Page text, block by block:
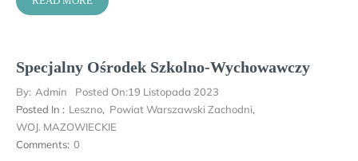
Specjalny Ośrodek Szkolno-Wychowawczy
By: Admin Posted On:19 Listopada 2023
Posted In : Leszno, Powiat Warszawski Zachodni,
WOJ. MAZOWIECKIE
Comments: 0